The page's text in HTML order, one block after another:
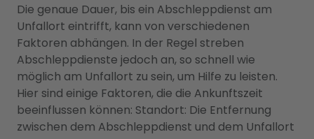
Die genaue Dauer, bis ein Abschleppdienst am
Unfallort eintrifft, kann von verschiedenen
Faktoren abhängen. In der Regel streben
Abschleppdienste jedoch an, so schnell wie
möglich am Unfallort zu sein, um Hilfe zu leisten.
Hier sind einige Faktoren, die die Ankunftszeit
beeinflussen können: Standort: Die Entfernung
zwischen dem Abschleppdienst und dem Unfallort